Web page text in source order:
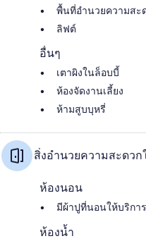
พื้นที่อำนวยความสะ
ลิฟต์
อื่นๆ
เตาผิงในล็อบบี้
ห้องจัดงานเลี้ยง
ห้ามสูบบุหรี่
สิ่งอำนวยความสะดว
ห้องนอน
มีผ้าปูที่นอนให้บริการ
ห้องน้ำ